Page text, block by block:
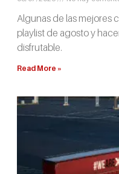
Algunas de las mejores
playlist de agosto y
disfrutable.
Read More »